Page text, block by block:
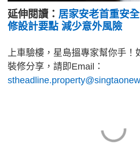
延伸閱讀： 居家安老首重安
修設計要點 減少意外風險
上車驗樓，星島搵專家幫你手！
裝修分享，請即Email：